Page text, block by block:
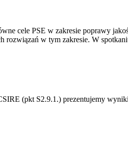
cele PSE w zakresie poprawy
w tym zakresie. W
(pkt S2.9.1.) prezentujemy